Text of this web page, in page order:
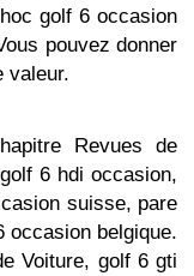
golf 6 occasion
pouvez donner
valeur.
Revues de
6 hdi occasion,
suisse, pare
occasion belgique.
Voiture, golf 6 gti